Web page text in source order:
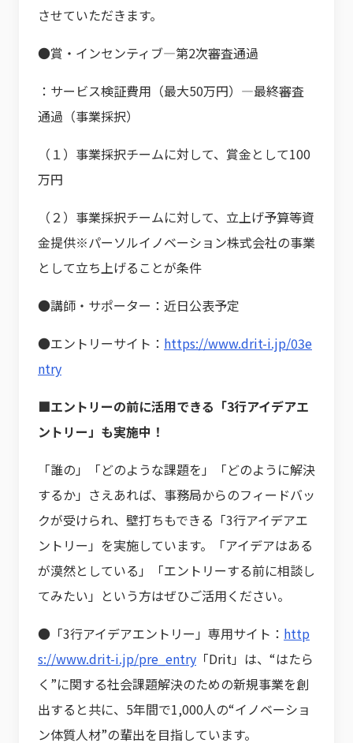
させていただきます。
●賞・インセンティブ―第2次審査通過
：サービス検証費用（最大50万円）―最終審査
通過（事業採択）
（１）事業採択チームに対して、賞金として100
万円
（２）事業採択チームに対して、立上げ予算等資
金提供※パーソルイノベーション株式会社の事業
として立ち上げることが条件
●講師・サポーター：近日公表予定
●エントリーサイト： https://www.drit-i.jp/03e
ntry
■エントリーの前に活用できる「3行アイデアエ
ントリー」も実施中！
「誰の」「どのような課題を」「どのように解決
するか」さえあれば、事務局からのフィードバッ
クが受けられ、壁打ちもできる「3行アイデアエ
ントリー」を実施しています。「アイデアはある
が漠然としている」「エントリーする前に相談し
てみたい」という方はぜひご活用ください。
●「3行アイデアエントリー」専用サイト： http
s://www.drit-i.jp/pre_entry 「Drit」は、“はたら
く”に関する社会課題解決のための新規事業を創
出すると共に、5年間で1,000人の“イノベーショ
ン体質人材”の輩出を目指しています。